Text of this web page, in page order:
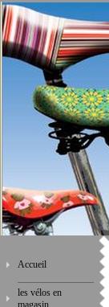
Accueil
les vélos en
magasin